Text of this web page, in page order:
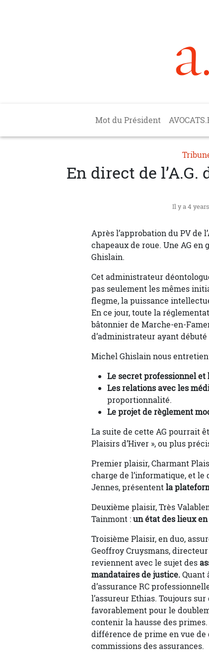
Main navigation
Mot du Président
En direct de l’A.G.
Il y a 4 years
Après l’approbation du PV de
chapeaux de roue. Une AG
Ghislain.
Cet administrateur
pas seulement les mêmes
flegme, la puissance
En ce jour, toute la
bâtonnier de Marche-en-
d’administrateur ayant débuté
Michel Ghislain nous
Le secret professionnel
Les relations avec les
proportionnalité.
Le projet de règlement
La suite de cette AG pourrait
Plaisirs d’Hiver », ou plus
Premier plaisir, Charmant
charge de l’informatique, et le
Jennes, présententla
Deuxième plaisir, Très
Tainmont :un état des lieux en
Troisième Plaisir, en duo,
Geoffroy Cruysmans, directeur
reviennent avec le sujet des
mandataires de justice.Quant
d’assurance RC
l’assureur Ethias. Toujours
favorablement pour le
contenir la hausse des
différence de prime en vue
commissions des assurances.